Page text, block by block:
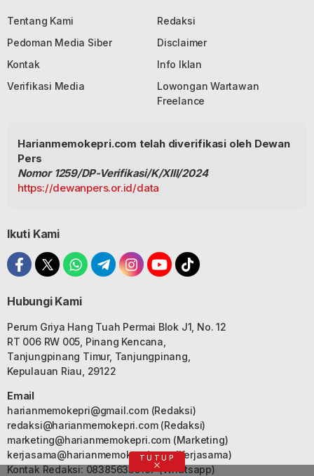
Tentang Kami
Redaksi
Pedoman Media Siber
Disclaimer
Kontak
Info Iklan
Verifikasi Media
Lowongan Wartawan
Freelance
Harianmemokepri.com telah diverifikasi oleh Dewan
Pers
Nomor 1259/DP-Verifikasi/K/XIII/2024
https://dewanpers.or.id/data
Ikuti Kami
Hubungi Kami
Perum Griya Hang Tuah Permai Blok J1, No. 12
RT 006 RW 005, Pinang Kencana,
Tanjungpinang Timur, Tanjungpinang,
Kepulauan Riau, 29122
Email
harianmemokepri@gmail.com(Redaksi)
redaksi@harianmemokepri.com(Redaksi)
marketing@harianmemokepri.com(Marketing)
kerjasama@harianmemokepri.com(Kerjasama)
Kontak Redaksi: 083856335187 (Whatsapp)
TUTUP